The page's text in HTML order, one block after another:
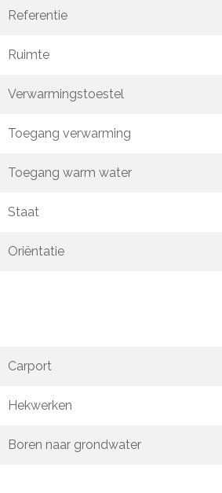
Referentie
Ruimte
Verwarmingstoestel
Toegang verwarming
Toegang warm water
Staat
Oriëntatie
Carport
Hekwerken
Boren naar grondwater